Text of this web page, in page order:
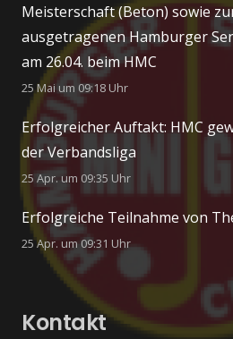
Meisterschaft (Beton) sowie
ausgetragenen Hamburger
am 26.04. beim HMC
25 Mai um 09:18 Uhr
Erfolgreicher Auftakt: HMC
der Verbandsliga
25 Apr. um 09:35 Uhr
Erfolgreiche Teilnahme von
25 Apr. um 09:31 Uhr
Kontakt